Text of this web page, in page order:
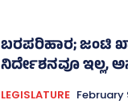
ಬರಪರಿಹಾರ; ಜಂಟಿ
ನಿರ್ದೇಶನವೂ ಇಲ್ಲ,
LEGISLATURE February